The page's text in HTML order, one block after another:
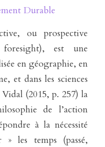
Durable
ou prospective
est une
en géographie, en
et dans les sciences
(2015, p. 257) la
de l’action
à la nécessité
les temps (passé,